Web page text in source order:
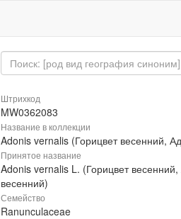
Штрихкод
MW0362083
Название в коллекции
Adonis vernalis (Горицвет весенний,
Принятое название
Adonis vernalis L. (Горицвет
весенний)
Семейство
Ranunculaceae